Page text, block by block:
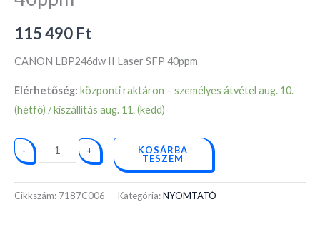
115 490 Ft
CANON LBP246dw II Laser SFP 40ppm
Elérhetőség: központi raktáron – személyes átvétel aug. 10.
(hétfő) / kiszállítás aug. 11. (kedd)
- + KOSÁRBA
TESZEM
Cikkszám: 7187C006 Kategória:NYOMTATÓ